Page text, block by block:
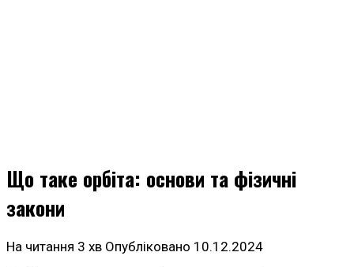
Що таке орбіта: основи та фізичні
закони
На читання 3 хв Опубліковано 10.12.2024